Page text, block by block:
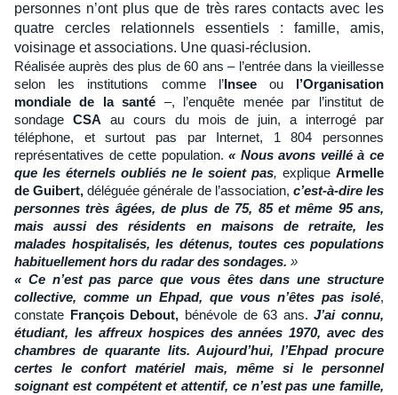
personnes n’ont plus que de très rares contacts avec les
quatre cercles relationnels essentiels : famille, amis,
voisinage et associations. Une quasi-réclusion.
Réalisée auprès des plus de 60 ans – l’entrée dans la vieillesse
selon les institutions comme l’Insee ou
l’Organisation
mondiale de la santé –, l’enquête menée par l’institut de
sondage CSA au cours du mois de juin, a interrogé par
téléphone, et surtout pas par Internet, 1 804 personnes
représentatives de cette population.« Nous avons veillé à ce
que les éternels oubliés ne le soient pas, explique Armelle
de Guibert, déléguée générale de l’association, c’est-à-dire les
personnes très âgées, de plus de 75, 85 et même 95 ans,
mais aussi des résidents en maisons de retraite, les
malades hospitalisés, les détenus, toutes ces populations
habituellement hors du radar des sondages. »
« Ce n’est pas parce que vous êtes dans une structure
collective, comme un Ehpad, que vous n’êtes pas isolé,
constate
François Debout, bénévole de 63 ans.J’ai connu,
étudiant, les affreux hospices des années 1970, avec des
chambres de quarante lits. Aujourd’hui, l’Ehpad procure
certes le confort matériel mais, même si le personnel
soignant est compétent et attentif, ce n’est pas une famille,